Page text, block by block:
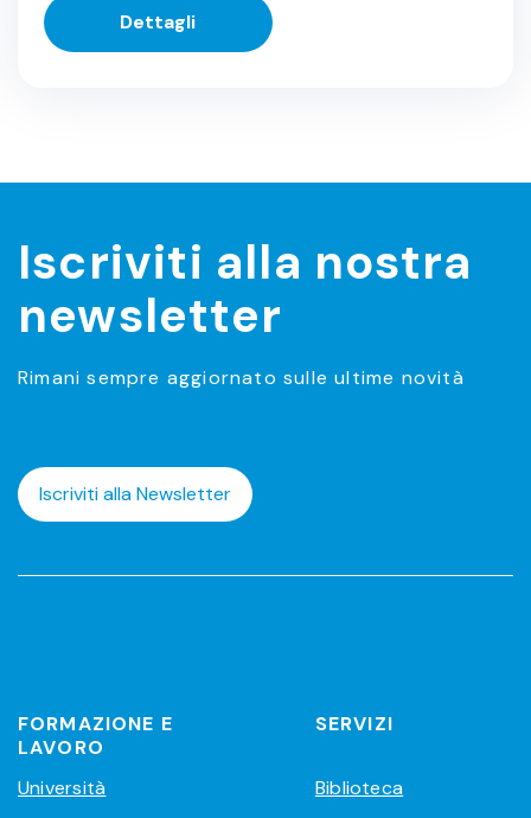
Dettagli
Iscriviti alla nostra
newsletter
Rimani sempre aggiornato sulle ultime novità
Iscriviti alla Newsletter
FORMAZIONE E
LAVORO
Università
SERVIZI
Biblioteca